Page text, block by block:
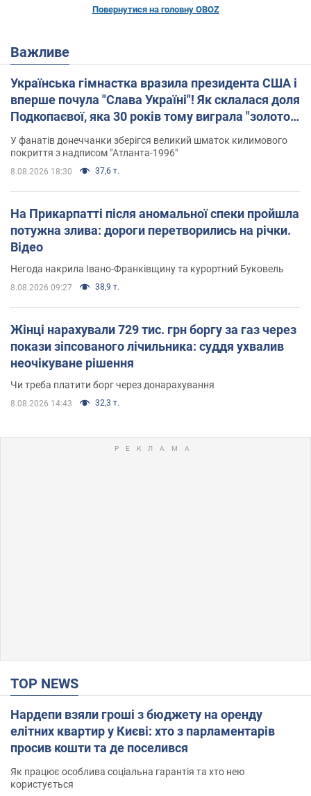
Повернутися на головну OBOZ
Важливе
Українська гімнастка вразила президента США і
вперше почула "Слава Україні"! Як склалася доля
Подкопаєвої, яка 30 років тому виграла "золото"
Олімпіади
У фанатів донеччанки зберігся великий шматок килимового
покриття з надписом "Атланта-1996"
8.08.2026 18:30 37,6 т.
На Прикарпатті після аномальної спеки пройшла
потужна злива: дороги перетворились на річки.
Відео
Негода накрила Івано-Франківщину та курортний Буковель
8.08.2026 09:27 38,9 т.
Жінці нарахували 729 тис. грн боргу за газ через
покази зіпсованого лічильника: суддя ухвалив
неочікуване рішення
Чи треба платити борг через донарахування
8.08.2026 14:43 32,3 т.
TOP NEWS
Нардепи взяли гроші з бюджету на оренду
елітних квартир у Києві: хто з парламентарів
просив кошти та де поселився
Як працює особлива соціальна гарантія та хто нею
користується